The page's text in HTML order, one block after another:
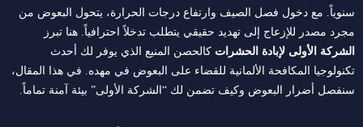
سنوياً. مع دخول فصل الصيف وارتفاع درجات الحرارة، يتحول البعوض من
مجرد مصدر للإزعاج إلى تهديد حقيقي يتطلب تدخلاً احترافياً. هنا تبرز
الشركة الأولى لإبادة الحشرات كالحصن المنيع الذي يوفر لك أحدث
تكنولوجيا المكافحة الألمانية للقضاء على البعوض في مهده. في هذا المقال،
سنفصل أضرار البعوض وكيف تضمن لك “الشركة الأولى” بيئة آمنة تماماً.